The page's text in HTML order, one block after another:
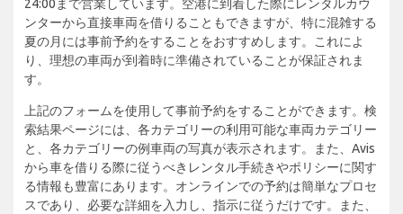
24:00まで営業しています。空港に到着した際にレンタルカウ
ンターから直接車両を借りることもできますが、特に混雑する
夏の月には事前予約をすることをおすすめします。これによ
り、理想の車両が到着時に準備されていることが保証されま
す。
上記のフォームを使用して事前予約をすることができます。検
索結果ページには、各カテゴリーの利用可能な車両カテゴリー
と、各カテゴリーの例車両の写真が表示されます。また、Avis
から車を借りる際に従うべきレンタル手続きやポリシーに関す
る情報も豊富にあります。オンラインでの予約は簡単なプロセ
スであり、必要な詳細を入力し、指示に従うだけです。また、